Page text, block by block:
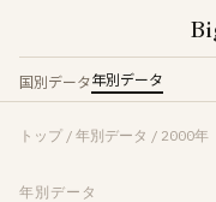
国別データ年別データ
トップ / 年別データ / 2000年
年別データ